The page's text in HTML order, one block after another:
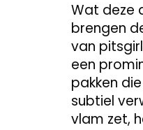
Wat deze
brengen
van
een
pakken
subtiel
vlam zet,